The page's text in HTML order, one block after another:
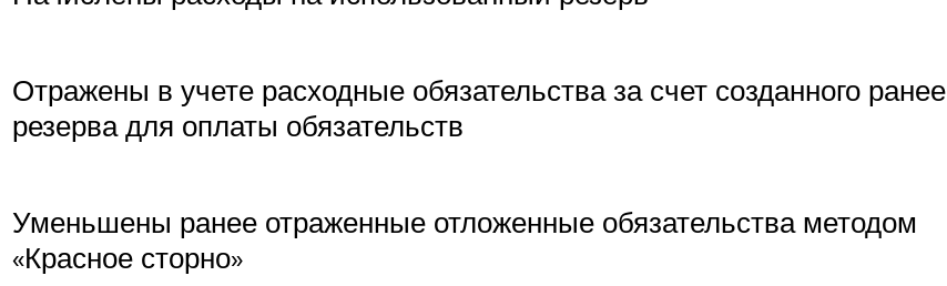
Отражены в учете расходные обязательства за счет созданного ранее
резерва для оплаты обязательств
Уменьшены ранее отраженные отложенные обязательства методом
«Красное сторно»